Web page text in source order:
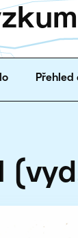
Přehled